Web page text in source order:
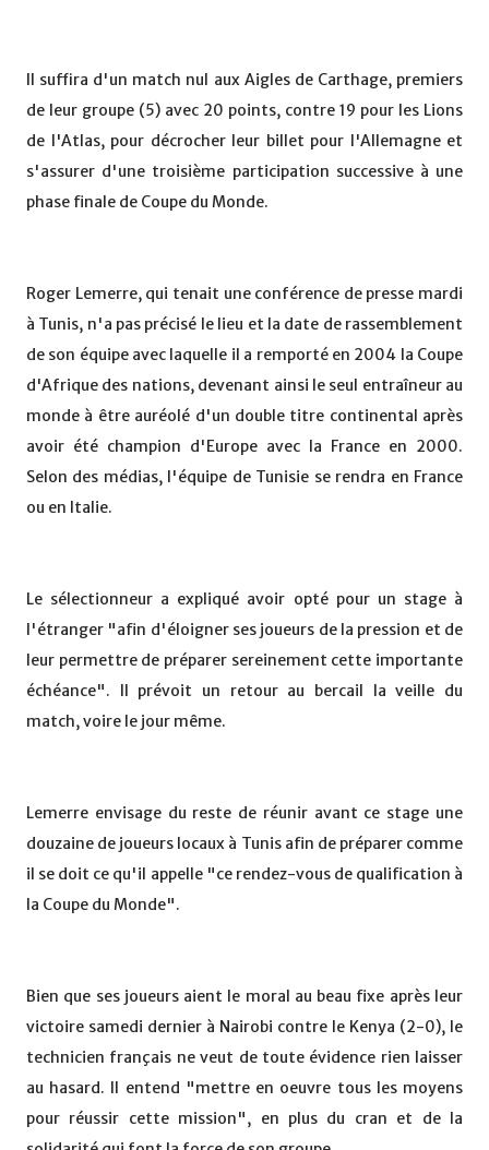
Il suffira d'un match nul aux Aigles de Carthage, premiers
de leur groupe (5) avec 20 points, contre 19 pour les Lions
de l'Atlas, pour décrocher leur billet pour l'Allemagne et
s'assurer d'une troisième participation successive à une
phase finale de Coupe du Monde.
Roger Lemerre, qui tenait une conférence de presse mardi
à Tunis, n'a pas précisé le lieu et la date de rassemblement
de son équipe avec laquelle il a remporté en 2004 la Coupe
d'Afrique des nations, devenant ainsi le seul entraîneur au
monde à être auréolé d'un double titre continental après
avoir été champion d'Europe avec la France en 2000.
Selon des médias, l'équipe de Tunisie se rendra en France
ou en Italie.
Le sélectionneur a expliqué avoir opté pour un stage à
l'étranger "afin d'éloigner ses joueurs de la pression et de
leur permettre de préparer sereinement cette importante
échéance". Il prévoit un retour au bercail la veille du
match, voire le jour même.
Lemerre envisage du reste de réunir avant ce stage une
douzaine de joueurs locaux à Tunis afin de préparer comme
il se doit ce qu'il appelle "ce rendez-vous de qualification à
la Coupe du Monde".
Bien que ses joueurs aient le moral au beau fixe après leur
victoire samedi dernier à Nairobi contre le Kenya (2-0), le
technicien français ne veut de toute évidence rien laisser
au hasard. Il entend "mettre en oeuvre tous les moyens
pour réussir cette mission", en plus du cran et de la